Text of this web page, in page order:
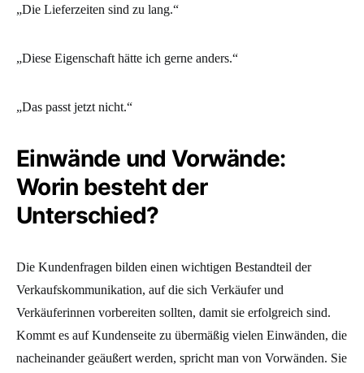
„Die Lieferzeiten sind zu lang.“
„Diese Eigenschaft hätte ich gerne anders.“
„Das passt jetzt nicht.“
Einwände und Vorwände:
Worin besteht der
Unterschied?
Die Kundenfragen bilden einen wichtigen Bestandteil der
Verkaufskommunikation, auf die sich Verkäufer und
Verkäuferinnen vorbereiten sollten, damit sie erfolgreich sind.
Kommt es auf Kundenseite zu übermäßig vielen Einwänden, die
nacheinander geäußert werden, spricht man von Vorwänden. Sie